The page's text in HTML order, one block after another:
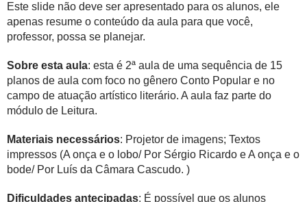
Este slide não deve ser apresentado para os alunos, ele
apenas resume o conteúdo da aula para que você,
professor, possa se planejar.
Sobre esta aula: esta é 2ª aula de uma sequência de 15
planos de aula com foco no gênero Conto Popular e no
campo de atuação artístico literário. A aula faz parte do
módulo de Leitura.
Materiais necessários: Projetor de imagens; Textos
impressos (A onça e o lobo/ Por Sérgio Ricardo e A onça e o
bode/ Por Luís da Câmara Cascudo. )
Dificuldades antecipadas: É possível que os alunos